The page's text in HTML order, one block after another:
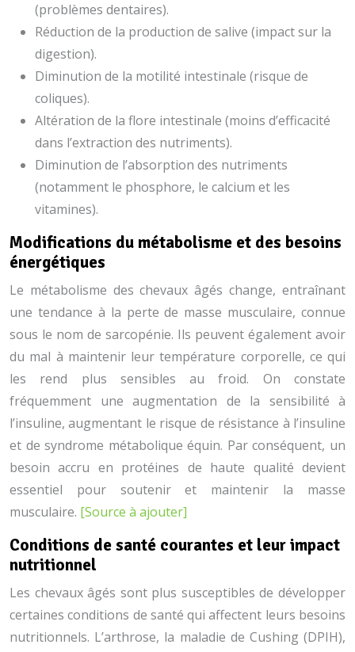
(problèmes dentaires).
Réduction de la production de salive (impact sur la
digestion).
Diminution de la motilité intestinale (risque de
coliques).
Altération de la flore intestinale (moins d’efficacité
dans l’extraction des nutriments).
Diminution de l’absorption des nutriments
(notamment le phosphore, le calcium et les
vitamines).
Modifications du métabolisme et des besoins
énergétiques
Le métabolisme des chevaux âgés change, entraînant
une tendance à la perte de masse musculaire, connue
sous le nom de sarcopénie. Ils peuvent également avoir
du mal à maintenir leur température corporelle, ce qui
les rend plus sensibles au froid. On constate
fréquemment une augmentation de la sensibilité à
l’insuline, augmentant le risque de résistance à l’insuline
et de syndrome métabolique équin. Par conséquent, un
besoin accru en protéines de haute qualité devient
essentiel pour soutenir et maintenir la masse
musculaire. [Source à ajouter]
Conditions de santé courantes et leur impact
nutritionnel
Les chevaux âgés sont plus susceptibles de développer
certaines conditions de santé qui affectent leurs besoins
nutritionnels. L’arthrose, la maladie de Cushing (DPIH),